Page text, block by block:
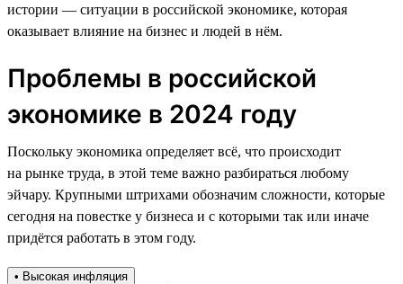
истории — ситуации в российской экономике, которая
оказывает влияние на бизнес и людей в нём.
Проблемы в российской
экономике в 2024 году
Поскольку экономика определяет всё, что происходит
на рынке труда, в этой теме важно разбираться любому
эйчару. Крупными штрихами обозначим сложности, которые
сегодня на повестке у бизнеса и с которыми так или иначе
придётся работать в этом году.
• Высокая инфляция